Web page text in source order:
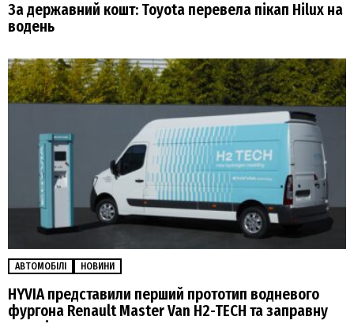
За державний кошт: Toyota перевела пікап Hilux на
водень
АВТОМОБІЛІ НОВИНИ
HYVIA представили перший прототип водневого
фургона Renault Master Van H2-TECH та заправну